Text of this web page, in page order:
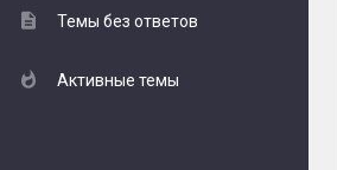
Темы без ответов
Активные темы